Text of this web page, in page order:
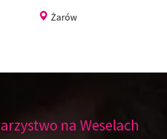
Żarów
na Weselach